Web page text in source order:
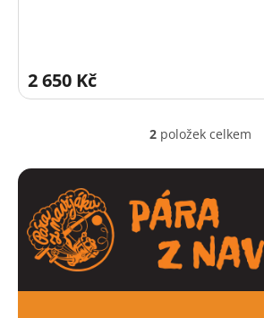
2 650 Kč
O
l
d
a
c
í
r
2 položek celkem